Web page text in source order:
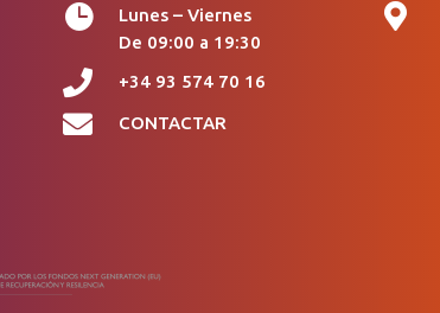

Lunes – Viernes
De 09:00 a 19:30
 +34 93 574 70 16
 CONTACTAR
